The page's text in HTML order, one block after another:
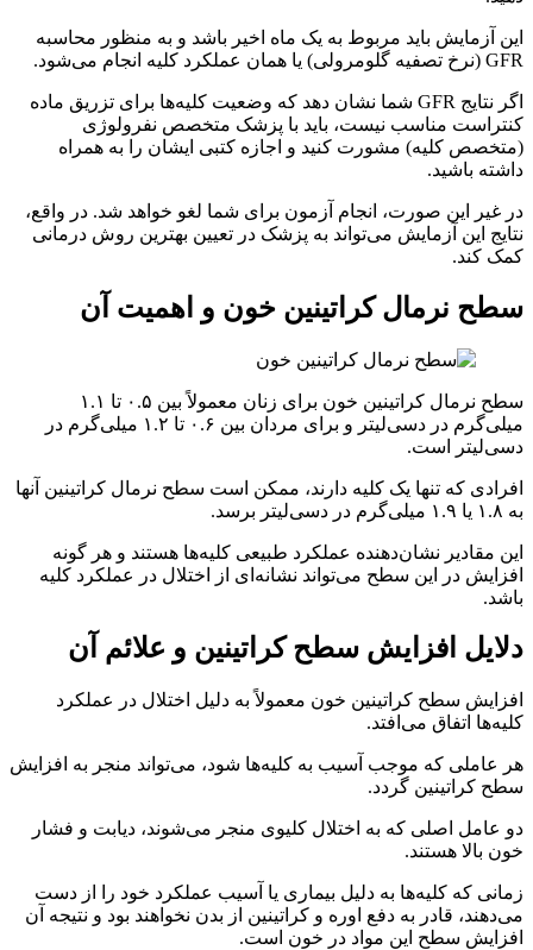
این آزمایش باید مربوط به یک ماه اخیر باشد و به منظور محاسبه
GFR (نرخ تصفیه گلومرولی) یا همان عملکرد کلیه انجام می‌شود.
اگر نتایج GFR شما نشان دهد که وضعیت کلیه‌ها برای تزریق ماده
کنتراست مناسب نیست، باید با پزشک متخصص نفرولوژی
(متخصص کلیه) مشورت کنید و اجازه کتبی ایشان را به همراه
داشته باشید.
در غیر این صورت، انجام آزمون برای شما لغو خواهد شد. در واقع،
نتایج این آزمایش می‌تواند به پزشک در تعیین بهترین روش درمانی
کمک کند.
سطح نرمال کراتینین خون و اهمیت آن
سطح نرمال کراتینین خون برای زنان معمولاً بین ۰.۵ تا ۱.۱
میلی‌گرم در دسی‌لیتر و برای مردان بین ۰.۶ تا ۱.۲ میلی‌گرم در
دسی‌لیتر است.
افرادی که تنها یک کلیه دارند، ممکن است سطح نرمال کراتینین آنها
به ۱.۸ یا ۱.۹ میلی‌گرم در دسی‌لیتر برسد.
این مقادیر نشان‌دهنده عملکرد طبیعی کلیه‌ها هستند و هر گونه
افزایش در این سطح می‌تواند نشانه‌ای از اختلال در عملکرد کلیه
باشد.
دلایل افزایش سطح کراتینین و علائم آن
افزایش سطح کراتینین خون معمولاً به دلیل اختلال در عملکرد
کلیه‌ها اتفاق می‌افتد.
هر عاملی که موجب آسیب به کلیه‌ها شود، می‌تواند منجر به افزایش
سطح کراتینین گردد.
دو عامل اصلی که به اختلال کلیوی منجر می‌شوند، دیابت و فشار
خون بالا هستند.
زمانی که کلیه‌ها به دلیل بیماری یا آسیب عملکرد خود را از دست
می‌دهند، قادر به دفع اوره و کراتینین از بدن نخواهند بود و نتیجه آن
افزایش سطح این مواد در خون است.